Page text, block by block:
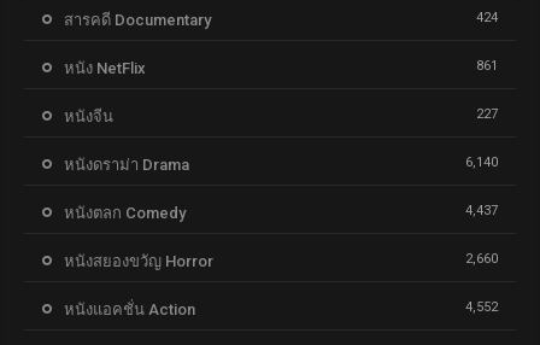
สารคดี Documentary 424
หนัง NetFlix 861
หนังจีน 227
หนังดราม่า Drama 6,140
หนังตลก Comedy 4,437
หนังสยองขวัญ Horror 2,660
หนังแอคชั่น Action 4,552